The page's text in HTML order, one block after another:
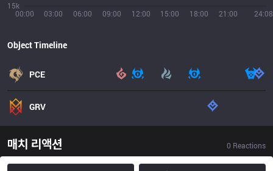
00:00 03:00 06:00 09:00 12:00 15:00 18:00 21:00 24:08
15k
Object Timeline
PCE
GRV
매치 리액션 0 Reactions